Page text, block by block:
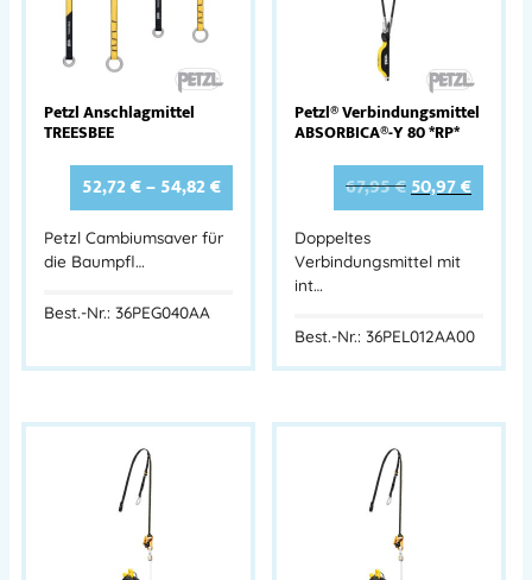
Petzl Anschlagmittel
TREESBEE
52,72€–54,82€
Petzl Cambiumsaver für
die Baumpfl…
Best.-Nr.: 36PEG040AA
Petzl® Verbindungsmittel
ABSORBICA®-Y 80 *RP*
67,95€50,97€
Doppeltes
Verbindungsmittel mit
int…
Best.-Nr.: 36PEL012AA00